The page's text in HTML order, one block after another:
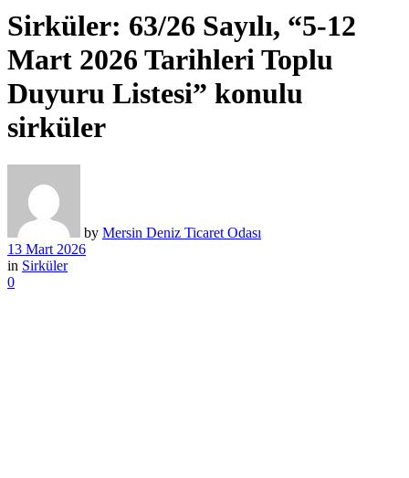
Sirküler: 63/26 Sayılı, “5-12
Mart 2026 Tarihleri Toplu
Duyuru Listesi” konulu
sirküler
by Mersin Deniz Ticaret Odası
13 Mart 2026
in Sirküler
0